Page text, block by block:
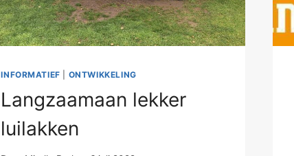
INFORMATIEF ONTWIKKELING
Langzaamaan lekker
luilakken